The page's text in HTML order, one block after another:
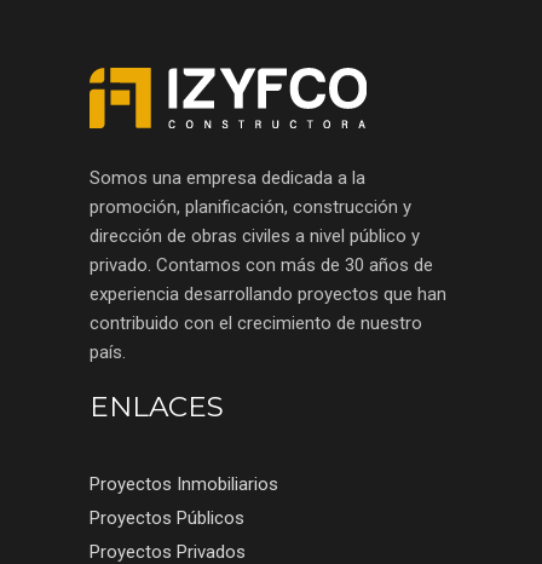
Somos una empresa dedicada a la
promoción, planificación, construcción y
dirección de obras civiles a nivel público y
privado. Contamos con más de 30 años de
experiencia desarrollando proyectos que han
contribuido con el crecimiento de nuestro
país.
ENLACES
Proyectos Inmobiliarios
Proyectos Públicos
Proyectos Privados